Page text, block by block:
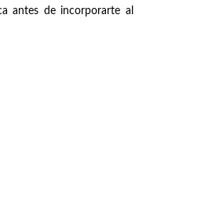
antes de incorporarte al